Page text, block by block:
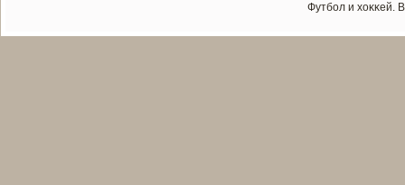
Футбол и хоκκей.